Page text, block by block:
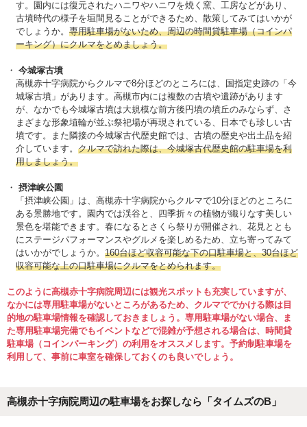
す。園内には復元されたハニワやハニワを焼く窯、工房などがあり、
古墳時代の様子を垣間見ることができるため、散策してみてはいかが
でしょうか。 専用駐車場がないため、周辺の時間貸駐車場（コインパ
ーキング）にクルマをとめましょう。
今城塚古墳
高槻赤十字病院からクルマで8分ほどのところには、国指定史跡の「今
城塚古墳」があります。高槻市内には複数の古墳や遺跡があります
が、なかでも今城塚古墳は大規模な前方後円墳の墳丘のみならず、さ
まざまな形象埴輪が並ぶ祭祀場が再現されている、日本でも珍しい古
墳です。また隣接の今城塚古代歴史館では、古墳の歴史や出土品を紹
介しています。 クルマで訪れた際は、今城塚古代歴史館の駐車場を利
用しましょう。
摂津峡公園
「摂津峡公園」は、高槻赤十字病院からクルマで10分ほどのところに
ある景勝地です。園内では渓谷と、四季折々の植物が織りなす美しい
景色を堪能できます。春になるとさくら祭りが開催され、花見ととも
にステージパフォーマンスやグルメを楽しめるため、立ち寄ってみて
はいかがでしょうか。 160台ほど収容可能な下の口駐車場と、30台ほど
収容可能な上の口駐車場にクルマをとめられます。
このように高槻赤十字病院周辺には観光スポットも充実していますが、
なかには専用駐車場がないところがあるため、クルマででかける際は目
的地の駐車場情報を確認しておきましょう。専用駐車場がない場合、ま
た専用駐車場完備でもイベントなどで混雑が予想される場合は、時間貸
駐車場（コインパーキング）の利用をオススメします。予約制駐車場を
利用して、事前に車室を確保しておくのも良いでしょう。
高槻赤十字病院周辺の駐車場をお探しなら「タイムズのB」